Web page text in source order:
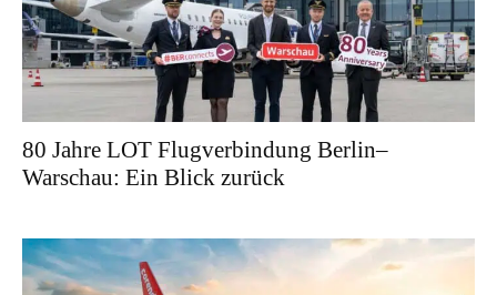
80 Jahre LOT Flugverbindung Berlin–
Warschau: Ein Blick zurück